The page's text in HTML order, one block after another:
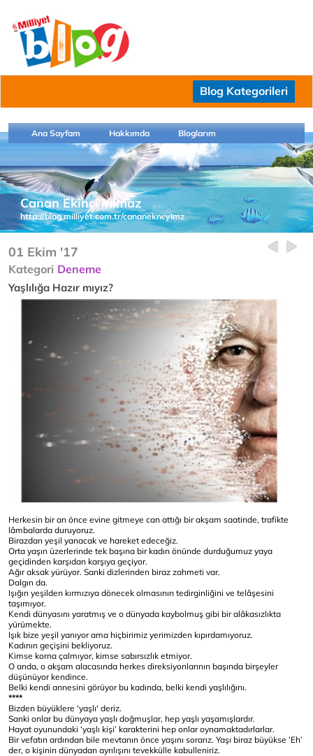
Blog Kategorileri
Ana Sayfam Hakkımda Bloglarım
Canan Ekinci Yılmaz
http://blog.milliyet.com.tr/cananekncylmz
01 Ekim '17
Kategori Deneme
Yaşlılığa Hazır mıyız?
Herkesin bir an önce evine gitmeye can attığı bir akşam saatinde, trafikte
lâmbalarda duruyoruz.
Birazdan yeşil yanacak ve hareket edeceğiz.
Orta yaşın üzerlerinde tek başına bir kadın önünde durduğumuz yaya
geçidinden karşıdan karşıya geçiyor.
Ağır aksak yürüyor. Sanki dizlerinden biraz zahmeti var.
Dalgın da.
Işığın yeşilden kırmızıya dönecek olmasının tedirginliğini ve telâşesini
taşımıyor.
Kendi dünyasını yaratmış ve o dünyada kaybolmuş gibi bir alâkasızlıkta
yürümekte.
Işık bize yeşil yanıyor ama hiçbirimiz yerimizden kıpırdamıyoruz.
Kadının geçişini bekliyoruz.
Kimse korna çalmıyor, kimse sabırsızlık etmiyor.
O anda, o akşam alacasında herkes direksiyonlarının başında birşeyler
düşünüyor kendince.
Belki kendi annesini görüyor bu kadında, belki kendi yaşlılığını.
****
Bizden büyüklere 'yaşlı' deriz.
Sanki onlar bu dünyaya yaşlı doğmuşlar, hep yaşlı yaşamışlardır.
Hayat oyunundaki ‘yaşlı kişi’ karakterini hep onlar oynamaktadırlarlar.
Bir vefatın ardından bile mevtanın önce yaşını sorarız. Yaşı biraz büyükse ‘Eh’
der, o kişinin dünyadan ayrılışını tevekkülle kabulleniriz.